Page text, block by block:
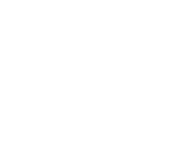
voor onze nieuwsbrief, ga je